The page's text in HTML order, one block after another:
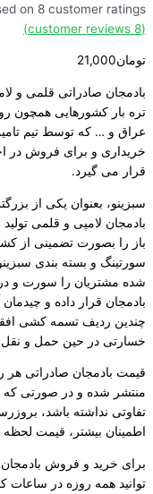
on 8 customer ratings
(
8
تومان21,000
بادمجان صادراتی قلمی و
تره بار کشورهایی همچون
عراق و … که توسط تیم
خریداری و برای فروش در
قرار می گیرد.
سبزینو، بعنوان یکی از
بادمجان لامپی و قلمی
باز را بصورت تضمینی از
سورتینگ و بسته بندی
شده مشتریان را سورت و
بادمجان قرار داده و
چندین ردیف تسمه کشی
خسارتی در حین حمل و نقل
منتشر شده و در صورتی که
تفاوتی نداشته باشد،
اطمینان بیشتر، قیمت لحظه
برای خرید و فروش بادمجان
توانید همه روزه در